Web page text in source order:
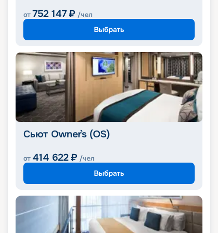
от 752 147 ₽ /чел
Выбрать
Сьют Owner`s (OS)
от 414 622 ₽ /чел
Выбрать